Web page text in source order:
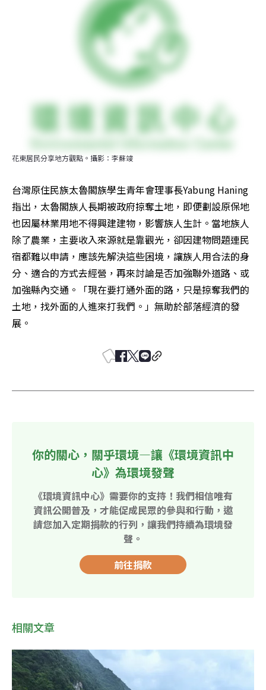
花東居民分享地方觀點。攝影：李蘇竣
台灣原住民族太魯閣族學生青年會理事長Yabung Haning
指出，太魯閣族人長期被政府掠奪土地，即便劃設原保地
也因屬林業用地不得興建建物，影響族人生計。當地族人
除了農業，主要收入來源就是靠觀光，卻因建物問題連民
宿都難以申請，應該先解決這些困境，讓族人用合法的身
分、適合的方式去經營，再來討論是否加強聯外道路、或
加強縣內交通。「現在要打通外面的路，只是掠奪我們的
土地，找外面的人進來打我們。」無助於部落經濟的發
展。
你的關心，關乎環境—讓《環境資訊中
心》為環境發聲
《環境資訊中心》需要你的支持！我們相信唯有
資訊公開普及，才能促成民眾的參與和行動，邀
請您加入定期捐款的行列，讓我們持續為環境發
聲。
前往捐款
相關文章